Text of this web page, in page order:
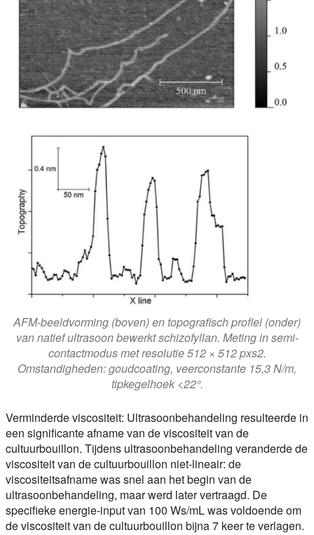
AFM-beeldvorming (boven) en topografisch profiel (onder)
van natief ultrasoon bewerkt schizofyllan. Meting in semi-
contactmodus met resolutie 512 × 512 pxs2.
Omstandigheden: goudcoating, veerconstante 15,3 N/m,
tipkegelhoek <22°.
Verminderde viscositeit: Ultrasoonbehandeling resulteerde in
een significante afname van de viscositeit van de
cultuurbouillon. Tijdens ultrasoonbehandeling veranderde de
viscositeit van de cultuurbouillon niet-lineair: de
viscositeitsafname was snel aan het begin van de
ultrasoonbehandeling, maar werd later vertraagd. De
specifieke energie-input van 100 Ws/mL was voldoende om
de viscositeit van de cultuurbouillon bijna 7 keer te verlagen.